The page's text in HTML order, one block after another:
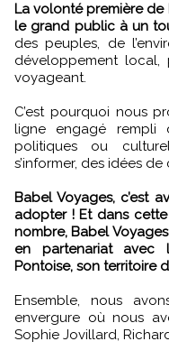
La volonté première de
le grand public à un
des peuples, de
développement
voyageant.
C’est pourquoi nous
ligne engagé rempli
politiques ou
s’informer, des idées
Babel Voyages, c’est
adopter ! Et dans
nombre, Babel
en partenariat avec
Pontoise, son territoire
Ensemble, nous
envergure où nous
Sophie Jovillard,